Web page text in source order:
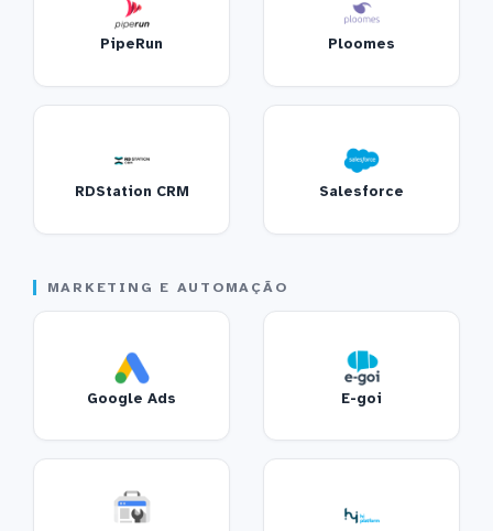
PipeRun Ploomes
RDStation CRM Salesforce
MARKETING E AUTOMAÇÃO
Google Ads E-goi